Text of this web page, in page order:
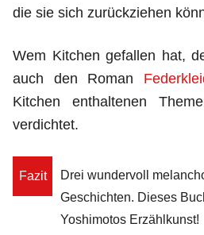
die sie sich zurückziehen
Wem Kitchen gefallen hat,
auch den Roman
Kitchen enthaltenen
verdichtet.
Fazit
Drei wundervoll
Geschichten. Dieses
Yoshimotos Erzählkunst!